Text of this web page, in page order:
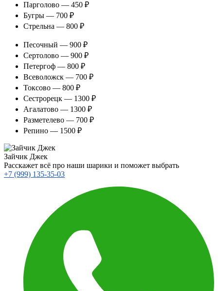
Парголово — 450 ₽
Бугры — 700 ₽
Стрельна — 800 ₽
Песочный — 900 ₽
Сертолово — 900 ₽
Петергоф — 800 ₽
Всеволожск — 700 ₽
Токсово — 800 ₽
Сестрорецк — 1300 ₽
Агалатово — 1300 ₽
Разметелево — 700 ₽
Репино — 1500 ₽
Зайчик Джек
Расскажет всё про наши шарики и поможет выбрать
+7 (999) 135-35-03